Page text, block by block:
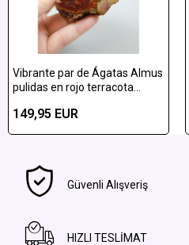
Vibrante par de Ágatas Almus
pulidas en rojo terracota
bandeadas
149,95 EUR
Güvenli Alışveriş
HIZLI TESLİMAT